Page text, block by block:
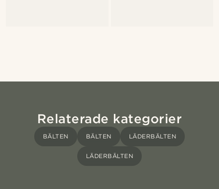
Relaterade kategorier
BÄLTEN BÄLTEN LÄDERBÄLTEN
LÄDERBÄLTEN